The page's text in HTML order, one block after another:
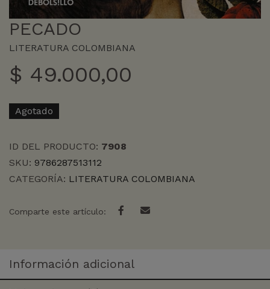
PECADO
LITERATURA COLOMBIANA
$ 49.000,00
Agotado
ID DEL PRODUCTO: 7908
SKU: 9786287513112
CATEGORÍA: LITERATURA COLOMBIANA
Comparte este artículo:
Información adicional